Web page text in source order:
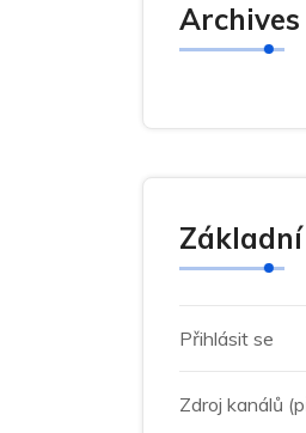
Archives
Přihlásit se
Zdroj kanálů